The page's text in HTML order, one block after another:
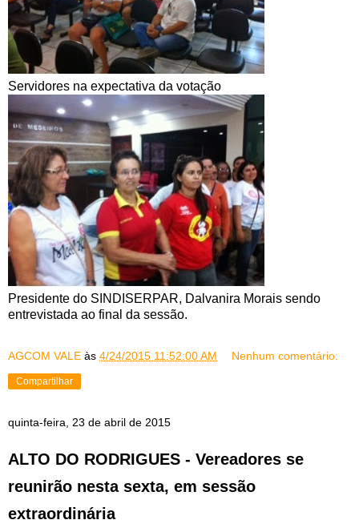
Servidores na expectativa da votação
Presidente do SINDISERPAR, Dalvanira Morais sendo
entrevistada ao final da sessão.
AGCOM VALE às 4/24/2015 11:52:00 AM Nenhum comentário:
Compartilhar
quinta-feira, 23 de abril de 2015
ALTO DO RODRIGUES - Vereadores se
reunirão nesta sexta, em sessão
extraordinária